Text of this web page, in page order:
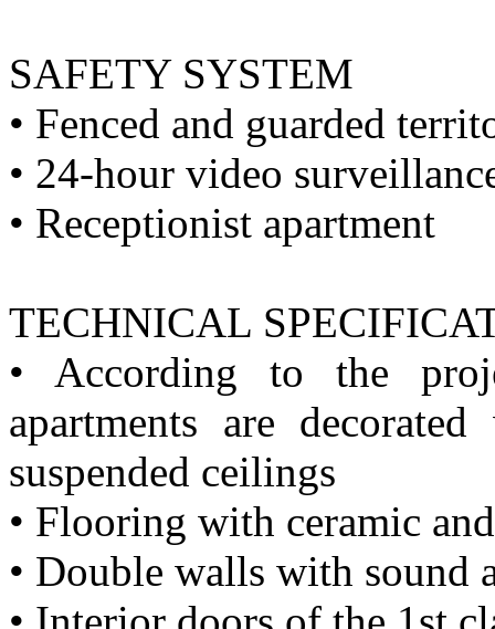
SAFETY SYSTEM
• Fenced and guarded
• 24-hour video
• Receptionist apartment
TECHNICAL
• According to the
apartments are
suspended ceilings
• Flooring with ceramic
• Double walls with sound